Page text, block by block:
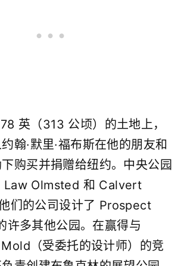
英（313 公顷）的土地上，
翰·默里·福布斯在他的朋友和
购买并捐赠给纽约。中央公园
Law Olmsted 和 Calvert
们的公司设计了 Prospect
许多其他公园。在赢得与
（受委托的设计师）的竞